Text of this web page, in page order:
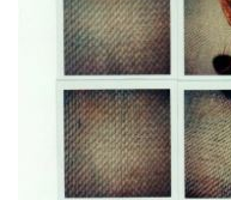
В ГМИИ им. А. С.
откроется
поляроид. 1/1»,
с момента
включает 115
Австрии и России,